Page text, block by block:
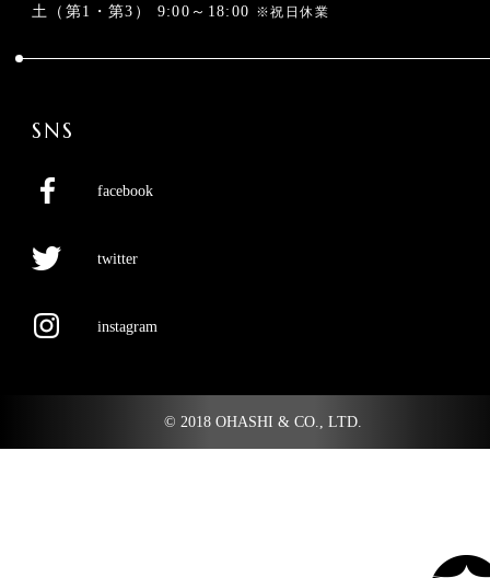
土（第1・第3） 9:00～18:00 ※祝日休業
SNS
facebook
twitter
instagram
© 2018 OHASHI & CO., LTD.